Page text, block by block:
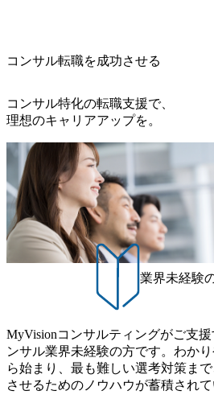
ルティング領域)から参画いただき
だきます。 アジャイル開発を通じ
軟に取り入れながら改善サイクル
案がサービスに直接反映されやす
きます。 ● 勤務地 東京都渋谷区渋谷3丁目6-7 渋谷金王タワ
ー 事業所内禁煙(入居する施設に喫
則により就業時間内の喫煙を全面
制度あり オンライン ● 必須要件 以
持ちの方 ・システム・ソフトウェ
件定義～基本設計など上流経験2年
● 歓迎要件 ・要件定義から詳細設
工程の経験 ・サブリーダー以上の
様との折衝経験、交渉経験 ・組織
務改善に取り組まれたご経験 ・ア
で主体的に動ける方 ・年齢にこだ
直に受け取れる方 ・推進力のある
職率も21.8%（2023年12月時点）と
③12時開始 2026年8月10日(月) 16:00
ンライン 書類選考通過者
ンサルティング会社となり、今後
社時に10日間の間みっちりとコン
に感じ、他Big4ではなくアビーム
といえばSAPをはじめとしたシス
こともあるが実態としては経営戦
どのトップラインを上げるための
スポーツ&エンターテイメント領域
し、業界内で大きな存在感を誇る
タイルやライフイベントに対応し
実現するため、さまざまなサポート
文化理解や女性の活躍推進などの
クス制度やフリーロケーション制
どの多様な働き方をサポートする
6年8月23日(日) 9:00～18:00終了
6年8月23日(日)にSustainable SCM
します。 当SUは「GlobalでのSCM
ストの構造改革」といった伝統的
イアントがこれから取組むべき「
外オフィスへのトランスファー制
東京オフィスに来るグローバルメ
れており、これまで多くのNPO・
無償でコンサルティングを提供し
(土) の対面Kick-offイベントを皮切
ム ※初回プログラム : 8月29日(土
日(水) 16:00 Bain & Company Tokyo
ogram (女性候補者向け選考支援プ
ます。クライアントに斬新なソリ
雑な経営課題を解決するために、
は欠かせません。是非、ユニーク
性の皆様に多数ご参画頂きたいと
性はどのように活躍をしているの
験がなく対策の仕方が知りたい」
食事などのカジュアルな交流、実
ススタディ、1対1の模擬面接等、
月の期間に渡り行い、選考にご参
ルタント未経験の方でも、戦略コ
コンサル転職を成功させる
コンサル特化の転職支援で、
理想のキャリアアップを。
業界未経験
MyVisionコンサルティングがご支
ンサル業界未経験の方です。わか
ら始まり、最も難しい選考対策ま
させるためのノウハウが蓄積されて